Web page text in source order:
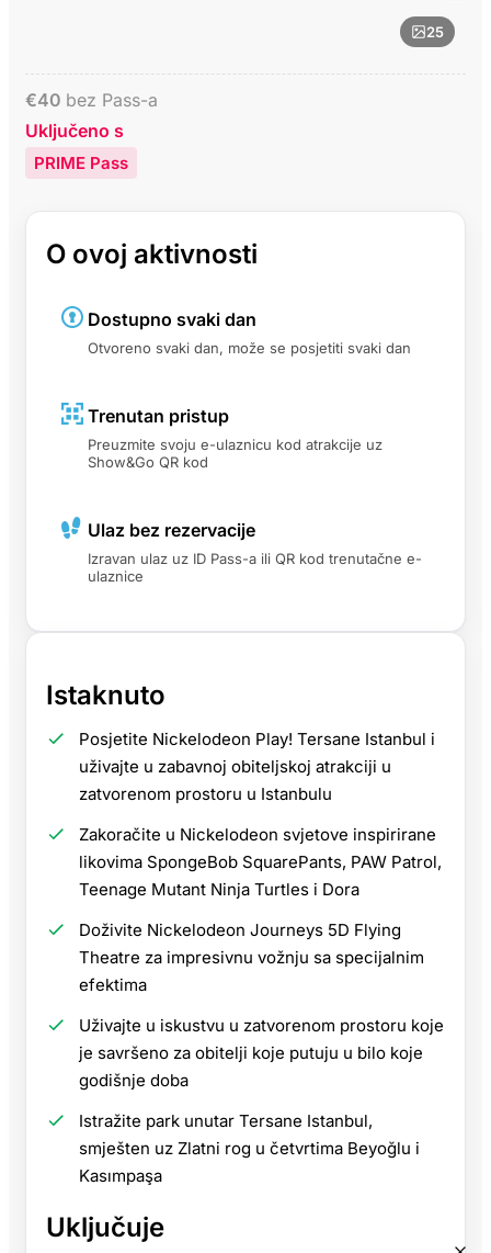
25
€40 bez Pass-a
Uključeno s
PRIME Pass
O ovoj aktivnosti
Dostupno svaki dan
Otvoreno svaki dan, može se posjetiti svaki dan
Trenutan pristup
Preuzmite svoju e-ulaznicu kod atrakcije uz
Show&Go QR kod
Ulaz bez rezervacije
Izravan ulaz uz ID Pass-a ili QR kod trenutačne e-
ulaznice
Istaknuto
Posjetite Nickelodeon Play! Tersane Istanbul i
uživajte u zabavnoj obiteljskoj atrakciji u
zatvorenom prostoru u Istanbulu
Zakoračite u Nickelodeon svjetove inspirirane
likovima SpongeBob SquarePants, PAW Patrol,
Teenage Mutant Ninja Turtles i Dora
Doživite Nickelodeon Journeys 5D Flying
Theatre za impresivnu vožnju sa specijalnim
efektima
Uživajte u iskustvu u zatvorenom prostoru koje
je savršeno za obitelji koje putuju u bilo koje
godišnje doba
Istražite park unutar Tersane Istanbul,
smješten uz Zlatni rog u četvrtima Beyoğlu i
Kasımpaşa
Uključuje